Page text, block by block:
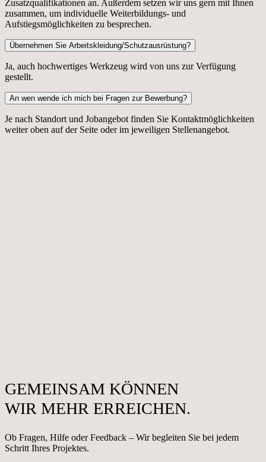
Zusatzqualifikationen an. Außerdem setzen wir uns gern mit Ihnen
zusammen, um individuelle Weiterbildungs- und
Aufstiegsmöglichkeiten zu besprechen.
Übernehmen Sie Arbeitskleidung/Schutzausrüstung?
Ja, auch hochwertiges Werkzeug wird von uns zur Verfügung
gestellt.
An wen wende ich mich bei Fragen zur Bewerbung?
Je nach Standort und Jobangebot finden Sie Kontaktmöglichkeiten
weiter oben auf der Seite oder im jeweiligen Stellenangebot.
GEMEINSAM KÖNNEN
WIR MEHR ERREICHEN.
Ob Fragen, Hilfe oder Feedback – Wir begleiten Sie bei jedem
Schritt Ihres Projektes.